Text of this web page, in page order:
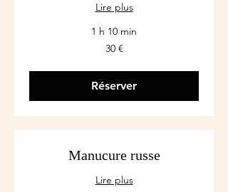
Lire plus
1 h 10 min
30 €
Réserver
Manucure russe
Lire plus